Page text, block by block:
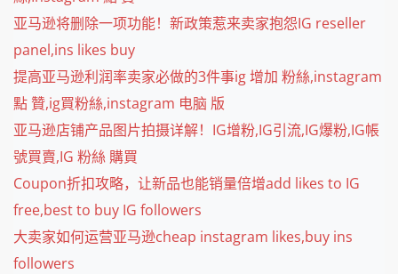
亚马逊将删除一项功能！新政策惹来卖家抱怨IG reseller
panel,ins likes buy
提高亚马逊利润率卖家必做的3件事ig 增加 粉絲,instagram
點 贊,ig買粉絲,instagram 电脑 版
亚马逊店铺产品图片拍摄详解！IG增粉,IG引流,IG爆粉,IG帳
號買賣,IG 粉絲 購買
Coupon折扣攻略，让新品也能销量倍增add likes to IG
free,best to buy IG followers
大卖家如何运营亚马逊cheap instagram likes,buy ins
followers